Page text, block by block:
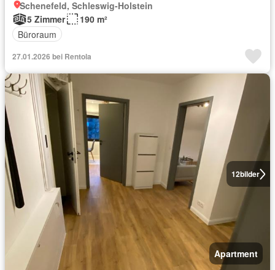
Schenefeld, Schleswig-Holstein
5 Zimmer
190 m²
Büroraum
27.01.2026 bei Rentola
12bilder
Apartment